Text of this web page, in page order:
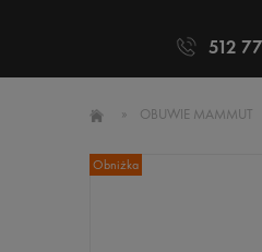
512
» OBUWIE MAMMUT
Obniżka